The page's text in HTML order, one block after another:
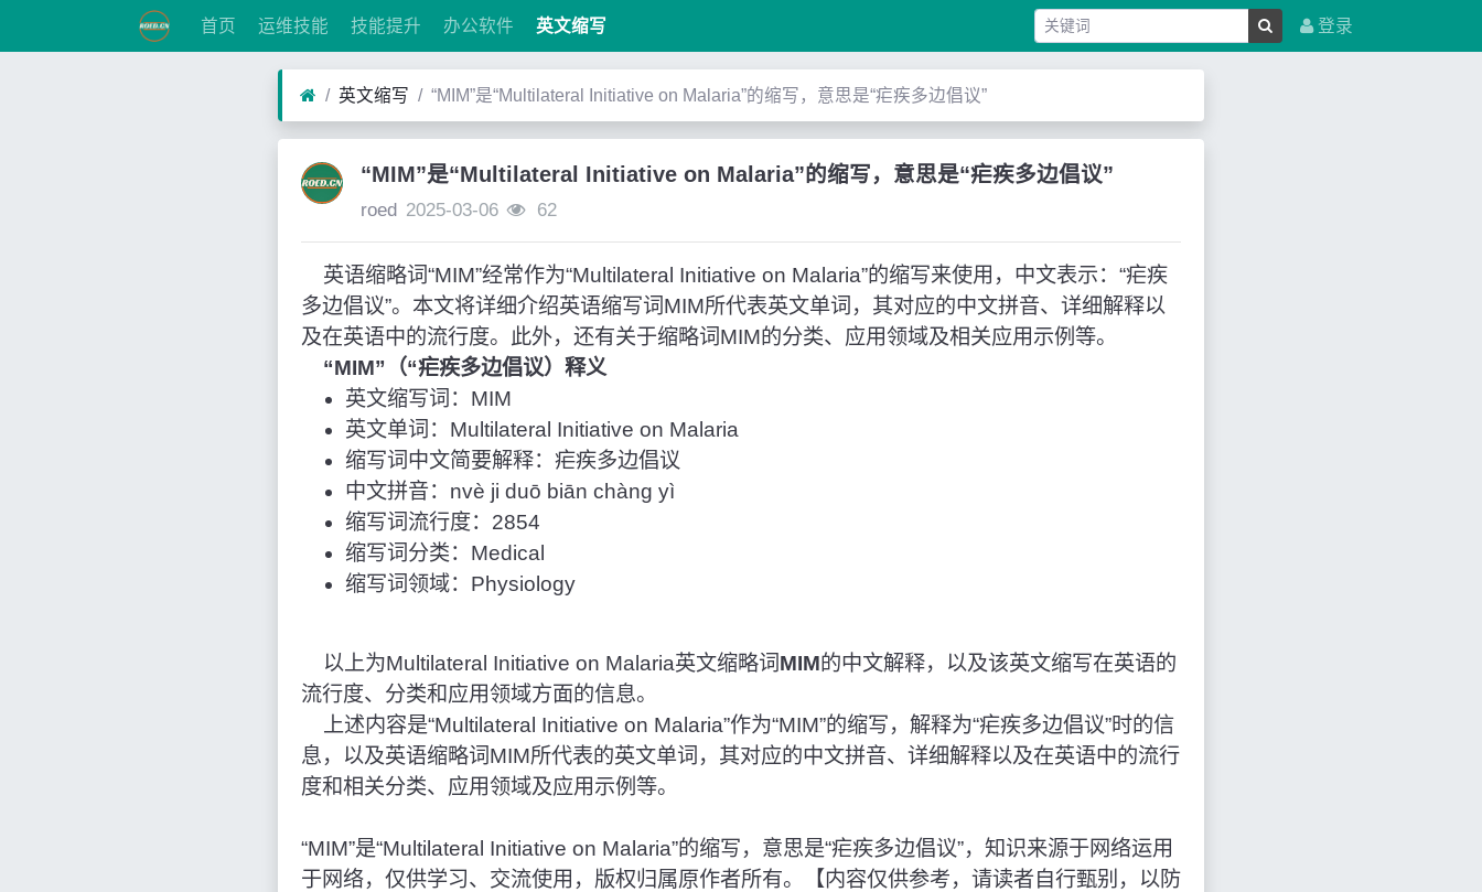
首页 运维技能 技能提升 办公软件 英文缩写 登录
英文缩写 “MIM”是“Multilateral Initiative on Malaria”的缩写，意思是“疟疾多边倡议”
“MIM”是“Multilateral Initiative on Malaria”的缩写，意思是“疟疾多边倡议”
roed 2025-03-06 62
英语缩略词“MIM”经常作为“Multilateral Initiative on Malaria”的缩写来使用，中文表示：“疟疾
多边倡议”。本文将详细介绍英语缩写词MIM所代表英文单词，其对应的中文拼音、详细解释以
及在英语中的流行度。此外，还有关于缩略词MIM的分类、应用领域及相关应用示例等。
“MIM”（“疟疾多边倡议）释义
英文缩写词：MIM
英文单词：Multilateral Initiative on Malaria
缩写词中文简要解释：疟疾多边倡议
中文拼音：nvè ji duō biān chàng yì
缩写词流行度：2854
缩写词分类：Medical
缩写词领域：Physiology
以上为Multilateral Initiative on Malaria英文缩略词 MIM的中文解释，以及该英文缩写在英语的
流行度、分类和应用领域方面的信息。
上述内容是“Multilateral Initiative on Malaria”作为“MIM”的缩写，解释为“疟疾多边倡议”时的信
息，以及英语缩略词MIM所代表的英文单词，其对应的中文拼音、详细解释以及在英语中的流行
度和相关分类、应用领域及应用示例等。
“MIM”是“Multilateral Initiative on Malaria”的缩写，意思是“疟疾多边倡议”，知识来源于网络运用
于网络，仅供学习、交流使用，版权归属原作者所有。【内容仅供参考，请读者自行甄别，以防